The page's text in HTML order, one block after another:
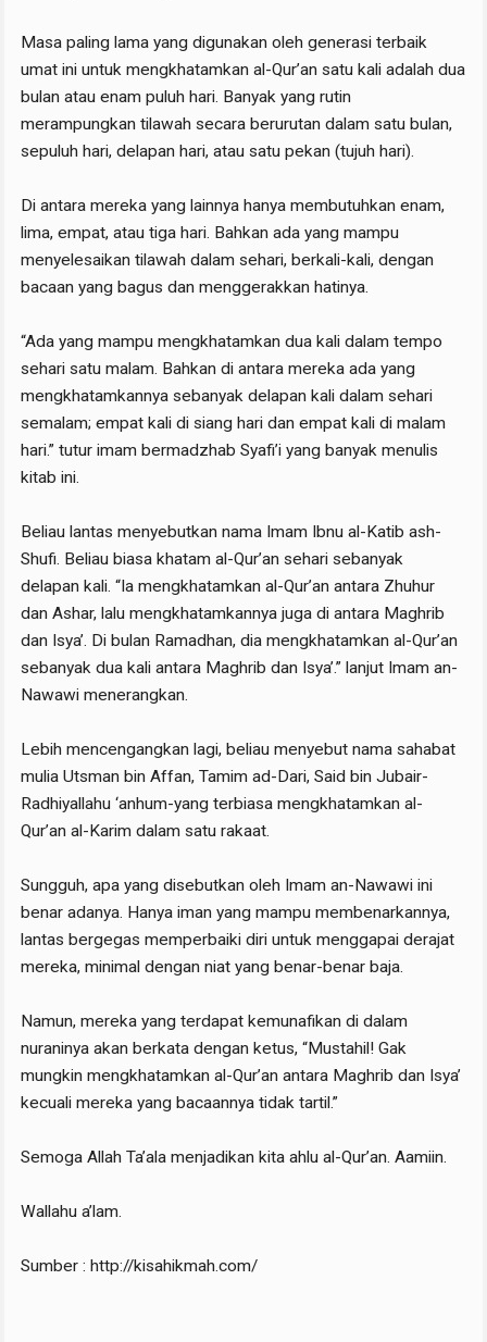
Masa paling lama yang digunakan oleh generasi terbaik
umat ini untuk mengkhatamkan al-Qur’an satu kali adalah dua
bulan atau enam puluh hari. Banyak yang rutin
merampungkan tilawah secara berurutan dalam satu bulan,
sepuluh hari, delapan hari, atau satu pekan (tujuh hari).
Di antara mereka yang lainnya hanya membutuhkan enam,
lima, empat, atau tiga hari. Bahkan ada yang mampu
menyelesaikan tilawah dalam sehari, berkali-kali, dengan
bacaan yang bagus dan menggerakkan hatinya.
“Ada yang mampu mengkhatamkan dua kali dalam tempo
sehari satu malam. Bahkan di antara mereka ada yang
mengkhatamkannya sebanyak delapan kali dalam sehari
semalam; empat kali di siang hari dan empat kali di malam
hari.” tutur imam bermadzhab Syafi’i yang banyak menulis
kitab ini.
Beliau lantas menyebutkan nama Imam Ibnu al-Katib ash-
Shufi. Beliau biasa khatam al-Qur’an sehari sebanyak
delapan kali. “Ia mengkhatamkan al-Qur’an antara Zhuhur
dan Ashar, lalu mengkhatamkannya juga di antara Maghrib
dan Isya’. Di bulan Ramadhan, dia mengkhatamkan al-Qur’an
sebanyak dua kali antara Maghrib dan Isya’.” lanjut Imam an-
Nawawi menerangkan.
Lebih mencengangkan lagi, beliau menyebut nama sahabat
mulia Utsman bin Affan, Tamim ad-Dari, Said bin Jubair-
Radhiyallahu ‘anhum-yang terbiasa mengkhatamkan al-
Qur’an al-Karim dalam satu rakaat.
Sungguh, apa yang disebutkan oleh Imam an-Nawawi ini
benar adanya. Hanya iman yang mampu membenarkannya,
lantas bergegas memperbaiki diri untuk menggapai derajat
mereka, minimal dengan niat yang benar-benar baja.
Namun, mereka yang terdapat kemunafikan di dalam
nuraninya akan berkata dengan ketus, “Mustahil! Gak
mungkin mengkhatamkan al-Qur’an antara Maghrib dan Isya’
kecuali mereka yang bacaannya tidak tartil.”
Semoga Allah Ta’ala menjadikan kita ahlu al-Qur’an. Aamiin.
Wallahu a’lam.
Sumber : http://kisahikmah.com/